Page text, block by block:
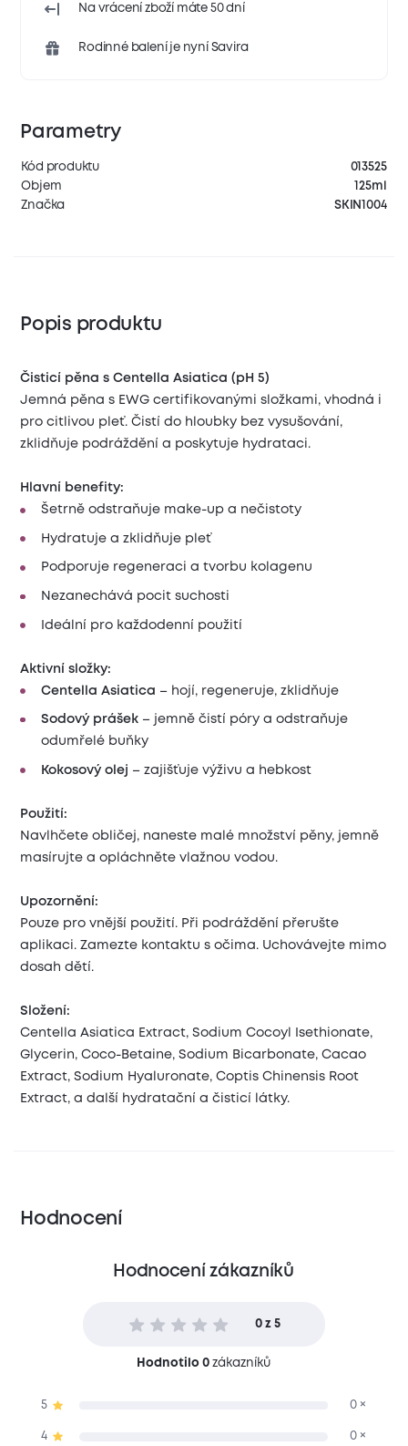
Na vrácení zboží máte 50 dní
Rodinné balení je nyní Savira
Parametry
Kód produktu
013525
Objem
125ml
Značka
SKIN1004
Popis produktu
Čisticí pěna s Centella Asiatica (pH 5)
Jemná pěna s EWG certifikovanými složkami, vhodná i
pro citlivou pleť. Čistí do hloubky bez vysušování,
zklidňuje podráždění a poskytuje hydrataci.
Hlavní benefity:
Šetrně odstraňuje make-up a nečistoty
Hydratuje a zklidňuje pleť
Podporuje regeneraci a tvorbu kolagenu
Nezanechává pocit suchosti
Ideální pro každodenní použití
Aktivní složky:
Centella Asiatica – hojí, regeneruje, zklidňuje
Sodový prášek – jemně čistí póry a odstraňuje
odumřelé buňky
Kokosový olej – zajišťuje výživu a hebkost
Použití:
Navlhčete obličej, naneste malé množství pěny, jemně
masírujte a opláchněte vlažnou vodou.
Upozornění:
Pouze pro vnější použití. Při podráždění přerušte
aplikaci. Zamezte kontaktu s očima. Uchovávejte mimo
dosah dětí.
Složení:
Centella Asiatica Extract, Sodium Cocoyl Isethionate,
Glycerin, Coco-Betaine, Sodium Bicarbonate, Cacao
Extract, Sodium Hyaluronate, Coptis Chinensis Root
Extract, a další hydratační a čisticí látky.
Hodnocení
Hodnocení zákazníků
0 z 5
Hodnotilo 0 zákazníků
5 0 ×
4 0 ×